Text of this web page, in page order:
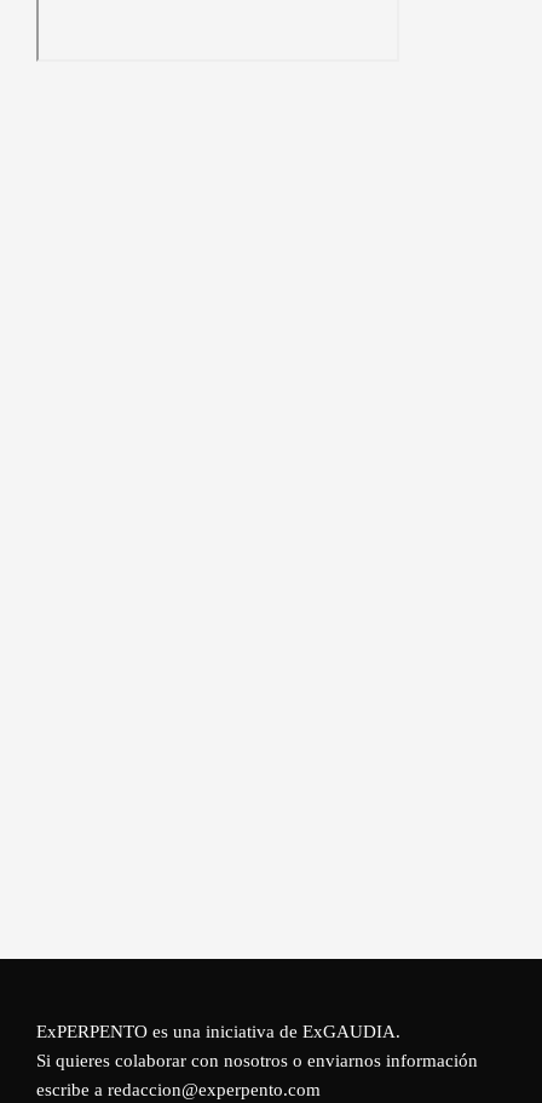
ExPERPENTO es una iniciativa de ExGAUDIA.
Si quieres colaborar con nosotros o enviarnos información
escribe a redaccion@experpento.com